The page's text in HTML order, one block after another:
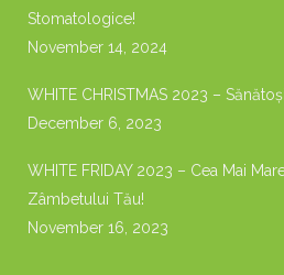
Stomatologice!
November 14, 2024
WHITE CHRISTMAS 2023 –
December 6, 2023
WHITE FRIDAY 2023 – Cea Mai
Zâmbetului Tău!
November 16, 2023